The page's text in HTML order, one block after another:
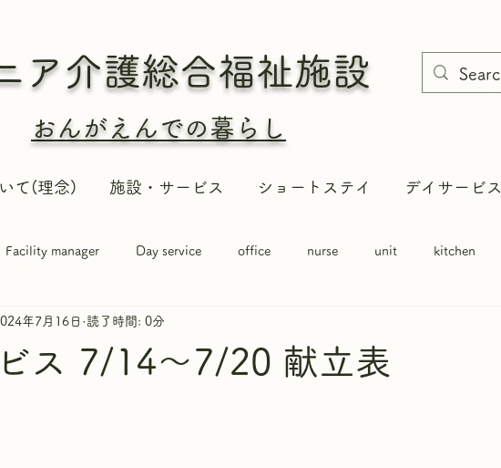
ア介護総合福祉施設
おんがえんでの暮らし
て(理念) 施設・サービス ショートステイ デイサービス
Facility manager Day service office nurse unit kitchen
ス 7/14〜7/20 献立表
年7月16日 読了時間: 0分